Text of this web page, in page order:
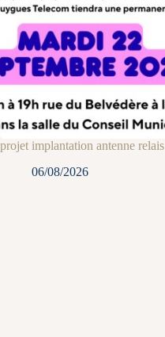
projet implantation antenne relais
06/08/2026